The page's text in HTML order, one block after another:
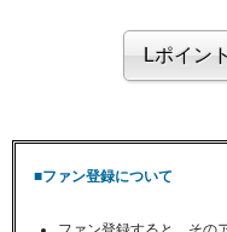
■ファン登録について